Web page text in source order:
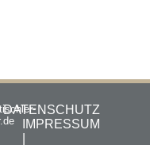
DATENSCHUTZ
IMPRESSUM